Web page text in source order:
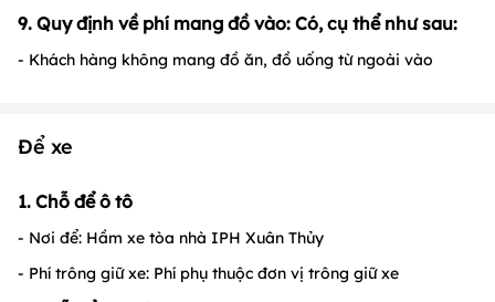
9. Quy định về phí mang đồ vào: Có, cụ thể như sau:
- Khách hàng không mang đồ ăn, đồ uống từ ngoài vào
Để xe
1. Chỗ để ô tô
- Nơi để: Hầm xe tòa nhà IPH Xuân Thủy
- Phí trông giữ xe: Phí phụ thuộc đơn vị trông giữ xe